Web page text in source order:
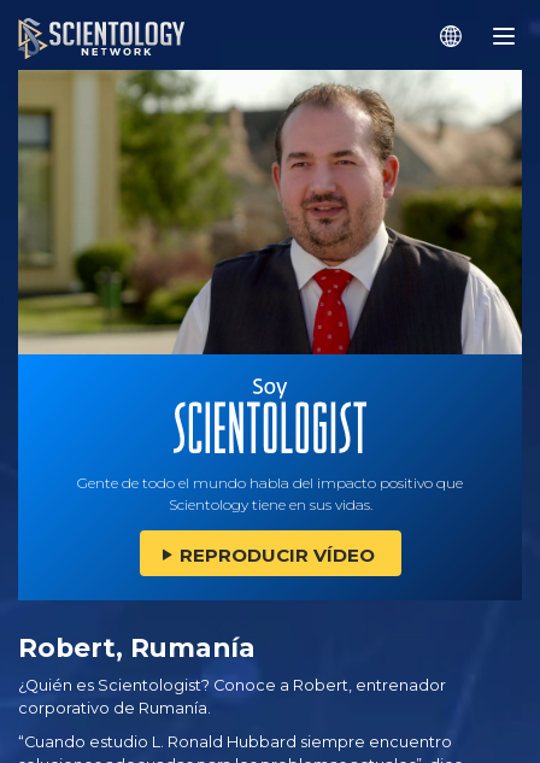
Gente de todo el mundo habla del impacto positivo que
Scientology tiene en sus vidas.
REPRODUCIR VÍDEO
Robert, Rumanía
¿Quién es Scientologist? Conoce a Robert, entrenador
corporativo de Rumanía.
“Cuando estudio L. Ronald Hubbard siempre encuentro